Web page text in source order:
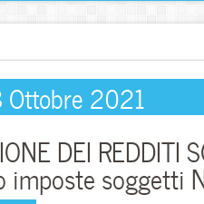
Ottobre 2021
DEI REDDITI
imposte soggetti